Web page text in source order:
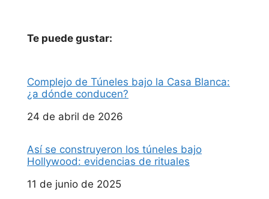
Te puede gustar:
Complejo de Túneles bajo la Casa Blanca:
¿a dónde conducen?
Fecha
24 de abril de 2026
Así se construyeron los túneles bajo
Hollywood: evidencias de rituales
Fecha
11 de junio de 2025